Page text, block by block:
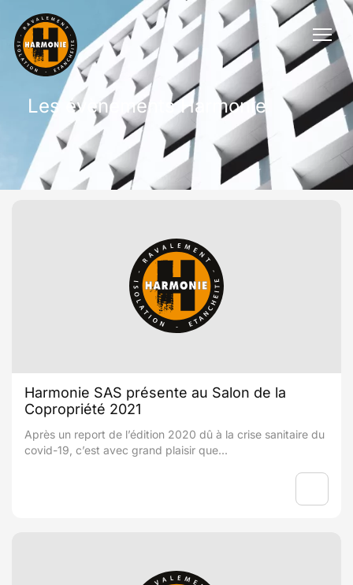
Les évènements Harmonie
Harmonie SAS présente au Salon de la
Copropriété 2021
Après un report de l’édition 2020 dû à la crise sanitaire du
covid-19, c’est avec grand plaisir que...